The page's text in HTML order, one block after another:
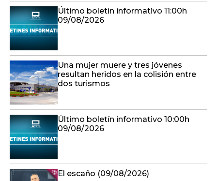
Último boletín informativo 11:00h
09/08/2026
Una mujer muere y tres jóvenes
resultan heridos en la colisión entre
dos turismos
Último boletín informativo 10:00h
09/08/2026
El escaño (09/08/2026)